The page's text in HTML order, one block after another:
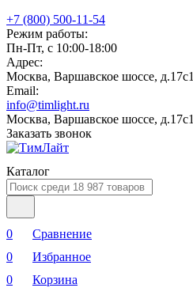
+7 (800) 500-11-54
Режим работы:
Пн-Пт, с 10:00-18:00
Адрес:
Москва, Варшавское шоссе, д.17c1
Email:
info@timlight.ru
Москва, Варшавское шоссе, д.17c1
Заказать звонок
Каталог
0
Сравнение
0
Избранное
0
Корзина